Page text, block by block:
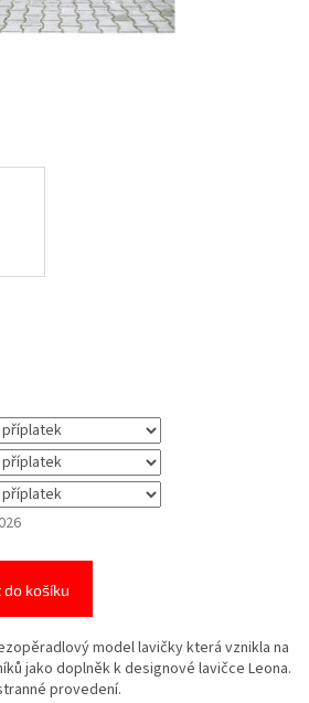
do košíku
model lavičky která vznikla na
jako doplněk k designové lavičce Leona.
provedení.